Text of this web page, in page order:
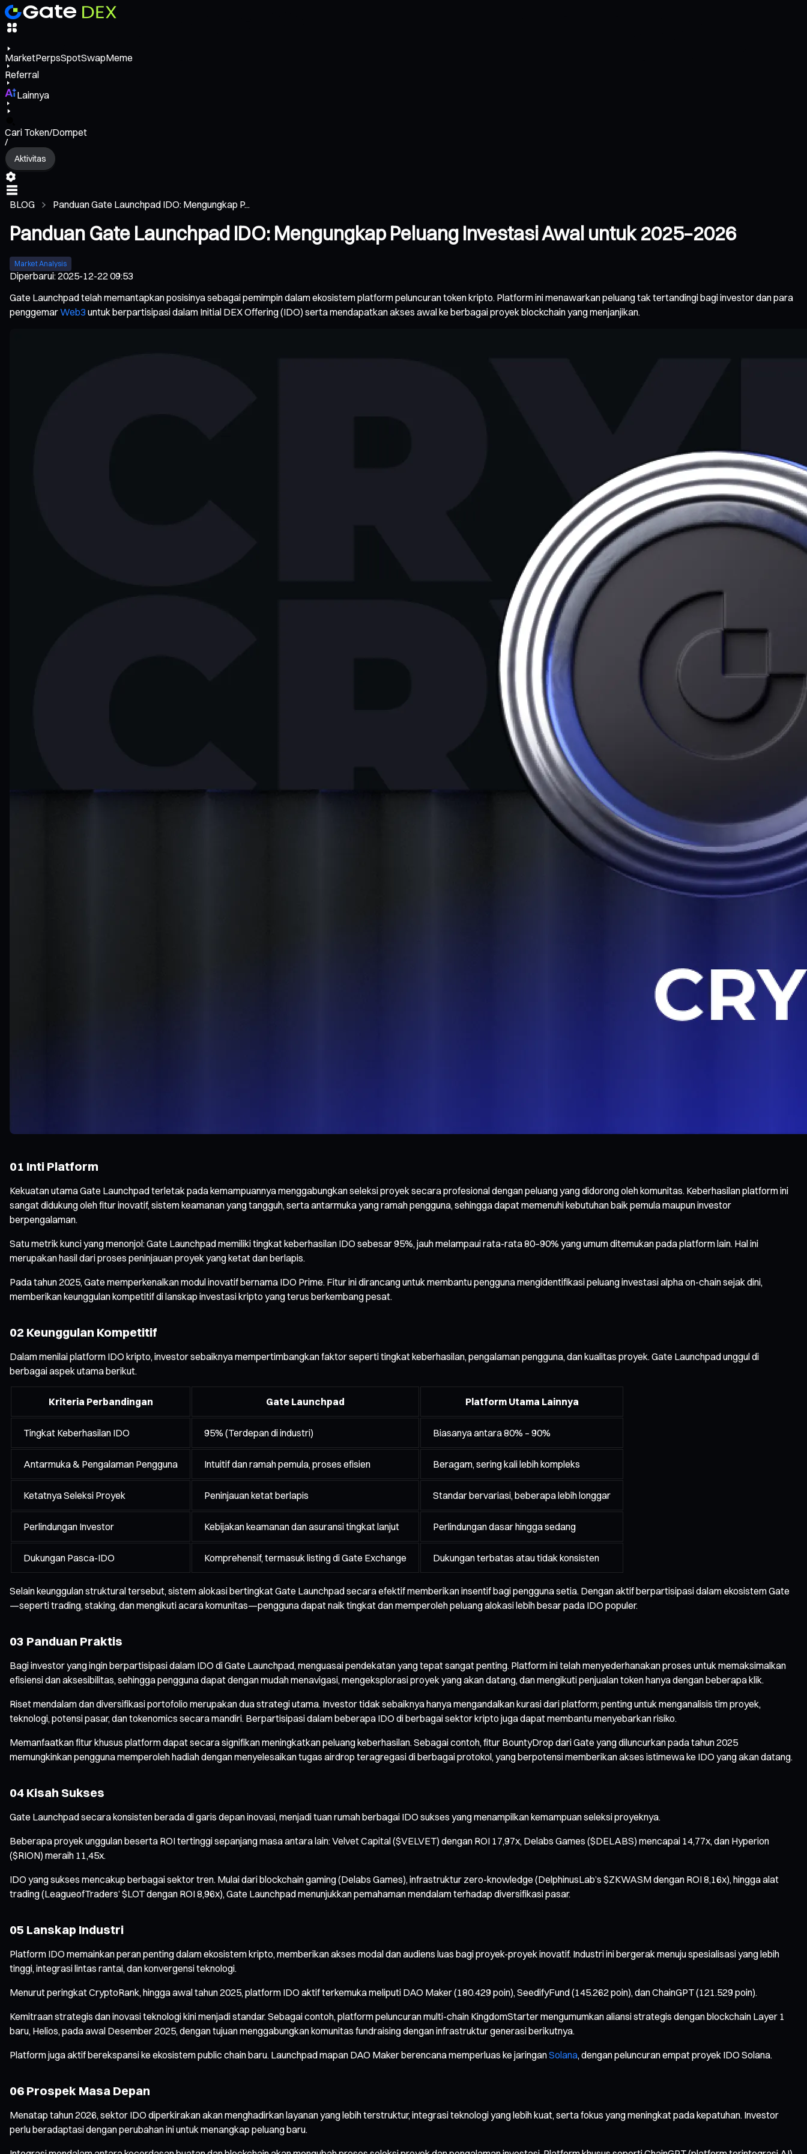
MarketPerpsSpotSwapMeme
Referral
Lainnya
Cari Token/Dompet
/
Aktivitas
BLOG Panduan Gate Launchpad IDO: Mengungkap P...
Panduan Gate Launchpad IDO: Mengungkap Peluang Investasi Awal untuk 2025–2026
Market Analysis
Diperbarui:2025-12-22 09:53
Gate Launchpad telah memantapkan posisinya sebagai pemimpin dalam ekosistem platform peluncuran token kripto. Platform ini menawarkan peluang tak tertandingi bagi investor dan para
penggemarWeb3 untuk berpartisipasi dalam Initial DEX Offering (IDO) serta mendapatkan akses awal ke berbagai proyek blockchain yang menjanjikan.
01 Inti Platform
Kekuatan utama Gate Launchpad terletak pada kemampuannya menggabungkan seleksi proyek secara profesional dengan peluang yang didorong oleh komunitas. Keberhasilan platform ini
sangat didukung oleh fitur inovatif, sistem keamanan yang tangguh, serta antarmuka yang ramah pengguna, sehingga dapat memenuhi kebutuhan baik pemula maupun investor
berpengalaman.
Satu metrik kunci yang menonjol: Gate Launchpad memiliki tingkat keberhasilan IDO sebesar 95%, jauh melampaui rata-rata 80–90% yang umum ditemukan pada platform lain. Hal ini
merupakan hasil dari proses peninjauan proyek yang ketat dan berlapis.
Pada tahun 2025, Gate memperkenalkan modul inovatif bernama IDO Prime. Fitur ini dirancang untuk membantu pengguna mengidentifikasi peluang investasi alpha on-chain sejak dini,
memberikan keunggulan kompetitif di lanskap investasi kripto yang terus berkembang pesat.
02 Keunggulan Kompetitif
Dalam menilai platform IDO kripto, investor sebaiknya mempertimbangkan faktor seperti tingkat keberhasilan, pengalaman pengguna, dan kualitas proyek. Gate Launchpad unggul di
berbagai aspek utama berikut.
Kriteria Perbandingan Gate Launchpad Platform Utama Lainnya
Tingkat Keberhasilan IDO 95% (Terdepan di industri) Biasanya antara 80% – 90%
Antarmuka & Pengalaman Pengguna Intuitif dan ramah pemula, proses efisien Beragam, sering kali lebih kompleks
Ketatnya Seleksi Proyek Peninjauan ketat berlapis Standar bervariasi, beberapa lebih longgar
Perlindungan Investor Kebijakan keamanan dan asuransi tingkat lanjut Perlindungan dasar hingga sedang
Dukungan Pasca-IDO Komprehensif, termasuk listing di Gate Exchange Dukungan terbatas atau tidak konsisten
Selain keunggulan struktural tersebut, sistem alokasi bertingkat Gate Launchpad secara efektif memberikan insentif bagi pengguna setia. Dengan aktif berpartisipasi dalam ekosistem Gate
—seperti trading, staking, dan mengikuti acara komunitas—pengguna dapat naik tingkat dan memperoleh peluang alokasi lebih besar pada IDO populer.
03 Panduan Praktis
Bagi investor yang ingin berpartisipasi dalam IDO di Gate Launchpad, menguasai pendekatan yang tepat sangat penting. Platform ini telah menyederhanakan proses untuk memaksimalkan
efisiensi dan aksesibilitas, sehingga pengguna dapat dengan mudah menavigasi, mengeksplorasi proyek yang akan datang, dan mengikuti penjualan token hanya dengan beberapa klik.
Riset mendalam dan diversifikasi portofolio merupakan dua strategi utama. Investor tidak sebaiknya hanya mengandalkan kurasi dari platform; penting untuk menganalisis tim proyek,
teknologi, potensi pasar, dan tokenomics secara mandiri. Berpartisipasi dalam beberapa IDO di berbagai sektor kripto juga dapat membantu menyebarkan risiko.
Memanfaatkan fitur khusus platform dapat secara signifikan meningkatkan peluang keberhasilan. Sebagai contoh, fitur BountyDrop dari Gate yang diluncurkan pada tahun 2025
memungkinkan pengguna memperoleh hadiah dengan menyelesaikan tugas airdrop teragregasi di berbagai protokol, yang berpotensi memberikan akses istimewa ke IDO yang akan datang.
04 Kisah Sukses
Gate Launchpad secara konsisten berada di garis depan inovasi, menjadi tuan rumah berbagai IDO sukses yang menampilkan kemampuan seleksi proyeknya.
Beberapa proyek unggulan beserta ROI tertinggi sepanjang masa antara lain: Velvet Capital ($VELVET) dengan ROI 17,97x, Delabs Games ($DELABS) mencapai 14,77x, dan Hyperion
($RION) meraih 11,45x.
IDO yang sukses mencakup berbagai sektor tren. Mulai dari blockchain gaming (Delabs Games), infrastruktur zero-knowledge (DelphinusLab’s $ZKWASM dengan ROI 8,16x), hingga alat
trading (LeagueofTraders’ $LOT dengan ROI 8,96x), Gate Launchpad menunjukkan pemahaman mendalam terhadap diversifikasi pasar.
05 Lanskap Industri
Platform IDO memainkan peran penting dalam ekosistem kripto, memberikan akses modal dan audiens luas bagi proyek-proyek inovatif. Industri ini bergerak menuju spesialisasi yang lebih
tinggi, integrasi lintas rantai, dan konvergensi teknologi.
Menurut peringkat CryptoRank, hingga awal tahun 2025, platform IDO aktif terkemuka meliputi DAO Maker (180.429 poin), SeedifyFund (145.262 poin), dan ChainGPT (121.529 poin).
Kemitraan strategis dan inovasi teknologi kini menjadi standar. Sebagai contoh, platform peluncuran multi-chain KingdomStarter mengumumkan aliansi strategis dengan blockchain Layer 1
baru, Helios, pada awal Desember 2025, dengan tujuan menggabungkan komunitas fundraising dengan infrastruktur generasi berikutnya.
Platform juga aktif berekspansi ke ekosistem public chain baru. Launchpad mapan DAO Maker berencana memperluas ke jaringanSolana, dengan peluncuran empat proyek IDO Solana.
06 Prospek Masa Depan
Menatap tahun 2026, sektor IDO diperkirakan akan menghadirkan layanan yang lebih terstruktur, integrasi teknologi yang lebih kuat, serta fokus yang meningkat pada kepatuhan. Investor
perlu beradaptasi dengan perubahan ini untuk menangkap peluang baru.